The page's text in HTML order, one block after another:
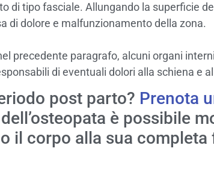
di tipo fasciale. Allungando la superficie
di dolore e malfunzionamento della zona.
precedente paragrafo, alcuni organi
di eventuali dolori alla schiena e
post parto? Prenota
è possibile
il corpo alla sua completa